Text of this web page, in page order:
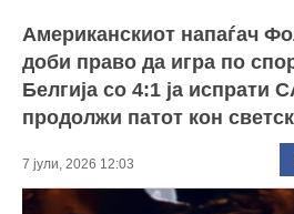
Американскиот напаѓач
доби право да игра по
Белгија со 4:1 ја испрати
продолжи патот кон
7 јули, 2026 12:03